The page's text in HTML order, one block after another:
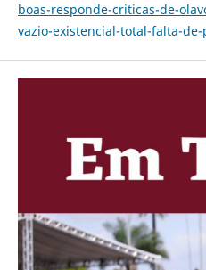
boas-responde-criticas-de-
vazio-existencial-total-falta-